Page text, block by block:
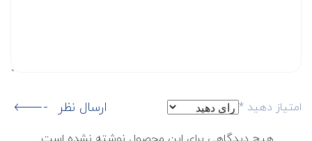
امتیاز دهید * ارسال نظر